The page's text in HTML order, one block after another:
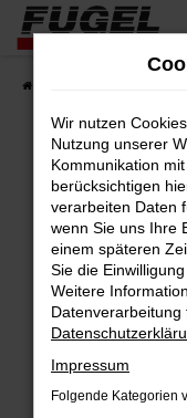
Zum
Hauptinhalt
springen
Fehler:
Beim Laden ist
Hier sind ein
Überprüfe
Laden
deine
Wir nutzen
Nutzung unserer
Kommunikation
berücksichtigen
verarbeiten Daten
wenn Sie uns Ihre
einem späteren
Sie die
Weitere
Datenverarbeitung
Impressum
Folgende Kategorien